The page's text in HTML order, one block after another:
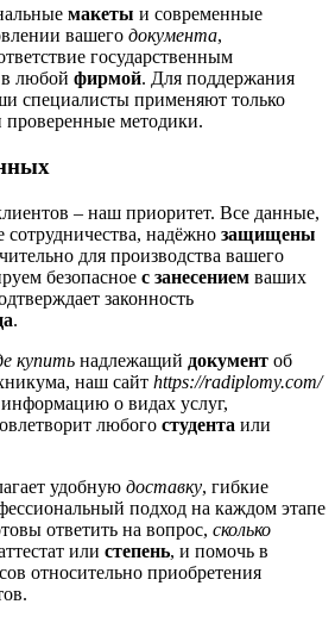
макеты и современные
вашего документа,
государственным
любой фирмой. Для поддержания
специалисты применяют только
методики.
– наш приоритет. Все данные,
надёжно защищены
для производства вашего
безопасное с занесением ваших
законность
.
купить надлежащий документ об
наш сайт https://radiplomy.com/
о видах услуг,
любого студента или
удобную доставку, гибкие
подход на каждом этапе
ответить на вопрос, сколько
или степень, и помочь в
относительно приобретения